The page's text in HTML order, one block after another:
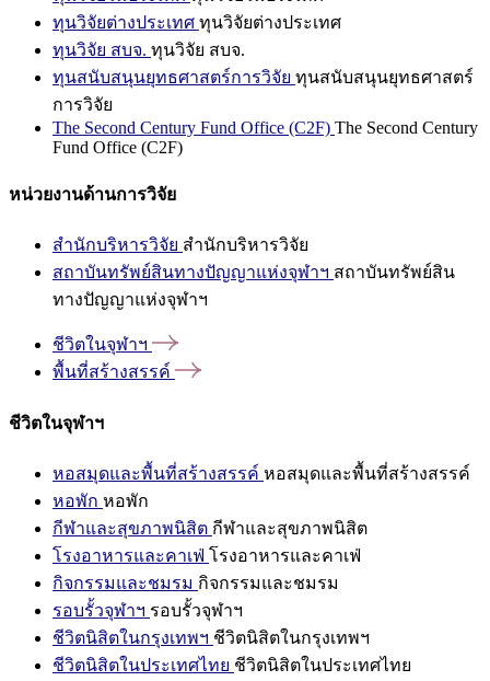
ทุนวิจัยต่างประเทศ ทุนวิจัยต่างประเทศ
ทุนวิจัย สบจ. ทุนวิจัย สบจ.
ทุนสนับสนุนยุทธศาสตร์การวิจัย ทุนสนับสนุนยุทธศาสตร์
การวิจัย
The Second Century Fund Office (C2F) The Second Century
Fund Office (C2F)
หน่วยงานด้านการวิจัย
สำนักบริหารวิจัย สำนักบริหารวิจัย
สถาบันทรัพย์สินทางปัญญาแห่งจุฬาฯ สถาบันทรัพย์สิน
ทางปัญญาแห่งจุฬาฯ
ชีวิตในจุฬาฯ
พื้นที่สร้างสรรค์
ชีวิตในจุฬาฯ
หอสมุดและพื้นที่สร้างสรรค์ หอสมุดและพื้นที่สร้างสรรค์
หอพัก หอพัก
กีฬาและสุขภาพนิสิต กีฬาและสุขภาพนิสิต
โรงอาหารและคาเฟ่ โรงอาหารและคาเฟ่
กิจกรรมและชมรม กิจกรรมและชมรม
รอบรั้วจุฬาฯ รอบรั้วจุฬาฯ
ชีวิตนิสิตในกรุงเทพฯ ชีวิตนิสิตในกรุงเทพฯ
ชีวิตนิสิตในประเทศไทย ชีวิตนิสิตในประเทศไทย